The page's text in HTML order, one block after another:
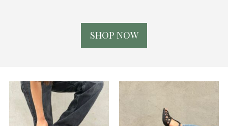
SHOP NOW